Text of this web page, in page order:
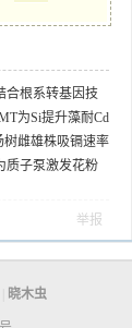
合根系转基因技
为Si提升藻耐Cd
雌雄株吸镉速率
策略
质子泵激发花粉
举报
晓木虫